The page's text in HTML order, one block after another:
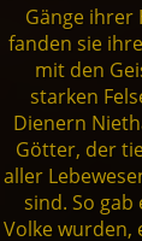
Drachen
Former
Schatten
Gänge ihrer
fanden sie
mit den
starken
Dienern
Götter, der
aller
sind. So gab
Volke wurden,